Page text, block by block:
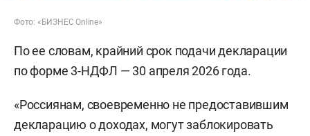
Фото: «БИЗНЕС Online»
По ее словам, крайний срок подачи декларации
по форме 3-НДФЛ — 30 апреля 2026 года.
«Россиянам, своевременно не предоставившим
декларацию о доходах, могут заблокировать